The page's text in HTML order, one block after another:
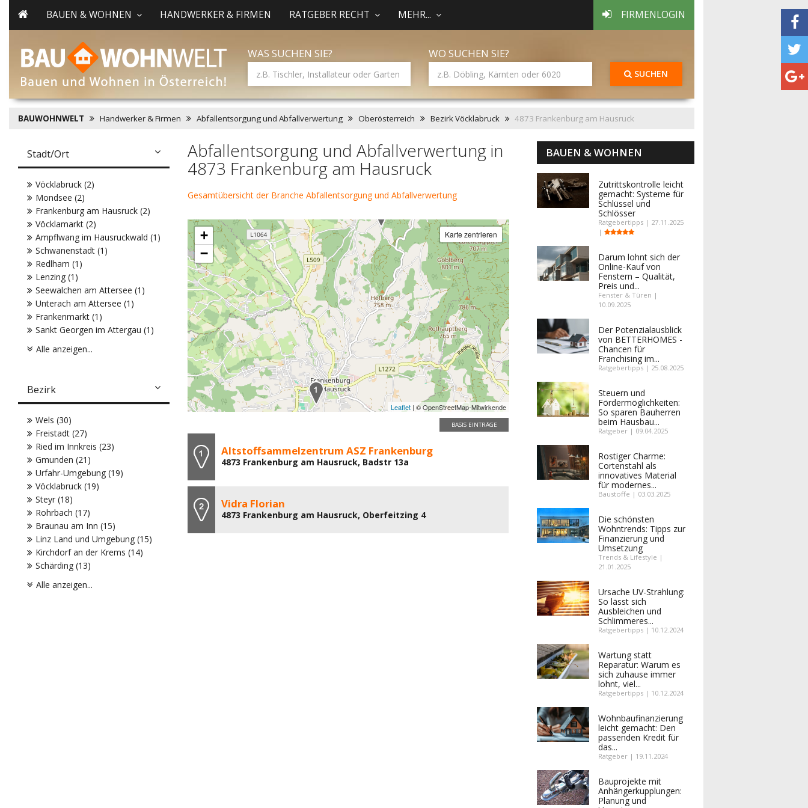
BAUEN & WOHNEN HANDWERKER & FIRMEN RATGEBER RECHT MEHR... FIRMENLOGIN
WAS SUCHEN SIE? WO SUCHEN SIE?
SUCHEN
BAUWOHNWELT Handwerker & Firmen Abfallentsorgung und Abfallverwertung Oberösterreich Bezirk Vöcklabruck 4873 Frankenburg am Hausruck
Abfallentsorgung und Abfallverwertung in
4873 Frankenburg am Hausruck
Gesamtübersicht der Branche Abfallentsorgung und Abfallverwertung
+
−
Karte zentrieren
Leaflet | © OpenStreetMap-Mitwirkende
BASIS EINTRÄGE
Altstoffsammelzentrum ASZ Frankenburg
4873 Frankenburg am Hausruck, Badstr 13a
Vidra Florian
4873 Frankenburg am Hausruck, Oberfeitzing 4
Stadt/Ort
Vöcklabruck (2)
Mondsee (2)
Frankenburg am Hausruck (2)
Vöcklamarkt (2)
Ampflwang im Hausruckwald (1)
Schwanenstadt (1)
Redlham (1)
Lenzing (1)
Seewalchen am Attersee (1)
Unterach am Attersee (1)
Frankenmarkt (1)
Sankt Georgen im Attergau (1)
Alle anzeigen...
Bezirk
Wels (30)
Freistadt (27)
Ried im Innkreis (23)
Gmunden (21)
Urfahr-Umgebung (19)
Vöcklabruck (19)
Steyr (18)
Rohrbach (17)
Braunau am Inn (15)
Linz Land und Umgebung (15)
Kirchdorf an der Krems (14)
Schärding (13)
Alle anzeigen...
BAUEN & WOHNEN
Zutrittskontrolle leicht
gemacht: Systeme für
Schlüssel und
Schlösser
Ratgebertipps | 27.11.2025
|
Darum lohnt sich der
Online-Kauf von
Fenstern – Qualität,
Preis und...
Fenster & Türen |
10.09.2025
Der Potenzialausblick
von BETTERHOMES -
Chancen für
Franchising im...
Ratgebertipps | 25.08.2025
Steuern und
Fördermöglichkeiten:
So sparen Bauherren
beim Hausbau...
Ratgeber | 09.04.2025
Rostiger Charme:
Cortenstahl als
innovatives Material
für modernes...
Baustoffe | 03.03.2025
Die schönsten
Wohntrends: Tipps zur
Finanzierung und
Umsetzung
Trends & Lifestyle |
21.01.2025
Ursache UV-Strahlung:
So lässt sich
Ausbleichen und
Schlimmeres...
Ratgebertipps | 10.12.2024
Wartung statt
Reparatur: Warum es
sich zuhause immer
lohnt, viel...
Ratgebertipps | 10.12.2024
Wohnbaufinanzierung
leicht gemacht: Den
passenden Kredit für
das...
Ratgeber | 19.11.2024
Bauprojekte mit
Anhängerkupplungen:
Planung und